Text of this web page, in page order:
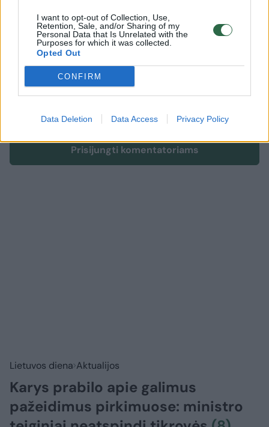
I want to opt-out of Collection, Use,
Retention, Sale, and/or Sharing of my
Personal Data that Is Unrelated with the
Purposes for which it was collected.
Opted Out
CONFIRM
Data Deletion Data Access Privacy Policy
Komentuoti po šiuo straipsniu
Komentuoti gali tik Lrytas registruoti vartotojai.
Prisijunkite prie registruotų vartotojų
bendruomenės ir bendraukite komentaruose!
Rodyti komentarus
Prisijungti komentatoriams
Lietuvos diena Aktualijos
Karys prabilo apie galimus
pažeidimus pirkimuose: ministro